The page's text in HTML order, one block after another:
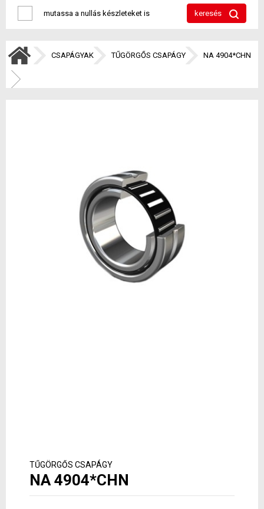
mutassa a nullás készleteket is keresés
CSAPÁGYAK TŰGÖRGŐS CSAPÁGY NA 4904*CHN
TŰGÖRGŐS CSAPÁGY
NA 4904*CHN